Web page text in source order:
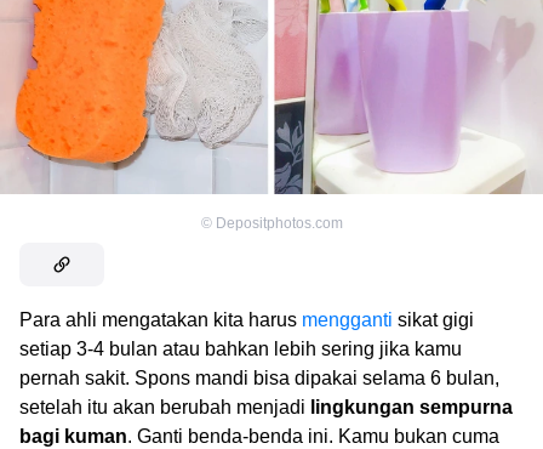
© Depositphotos.com
Para ahli mengatakan kita harus mengganti sikat gigi
setiap 3-4 bulan atau bahkan lebih sering jika kamu
pernah sakit. Spons mandi bisa dipakai selama 6 bulan,
setelah itu akan berubah menjadi lingkungan sempurna
bagi kuman. Ganti benda-benda ini. Kamu bukan cuma